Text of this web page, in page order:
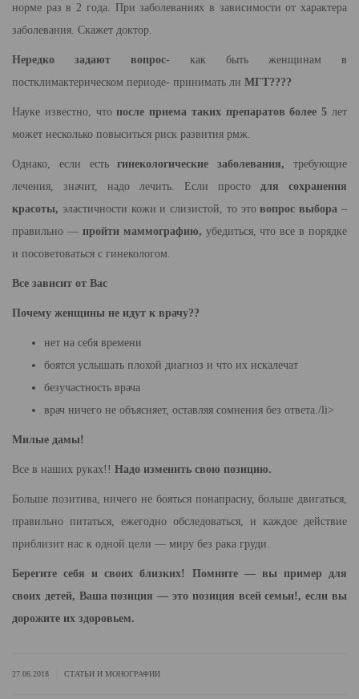
норме раз в 2 года. При заболеваниях в зависимости от характера
заболевания. Скажет доктор.
Нередко задают вопрос- как быть женщинам в
постклимактерическом периоде- принимать ли МГТ????
Науке известно, чтопосле приема таких препаратов более 5 лет
может несколько повыситься риск развития рмж.
Однако, если естьгинекологические заболевания, требующие
лечения, значит, надо лечить. Если просто для сохранения
красоты, эластичности кожи и слизистой, то этовопрос выбора –
правильно — пройти маммографию, убедиться, что все в порядке
и посоветоваться с гинекологом.
Все зависит от Вас
Почему женщины не идут к врачу??
нет на себя времени
боятся услышать плохой диагноз и что их искалечат
безучастность врача
врач ничего не объясняет, оставляя сомнения без ответа./li>
Милые дамы!
Все в наших руках!! Надо изменить свою позицию.
Больше позитива, ничего не бояться понапрасну, больше двигаться,
правильно питаться, ежегодно обследоваться, и каждое действие
приблизит нас к одной цели — миру без рака груди.
Берегите себя и своих близких! Помните — вы пример для
своих детей, Ваша позиция — это позиция всей семьи!, если вы
дорожите их здоровьем.
27.06.2018 СТАТЬИ И МОНОГРАФИИ